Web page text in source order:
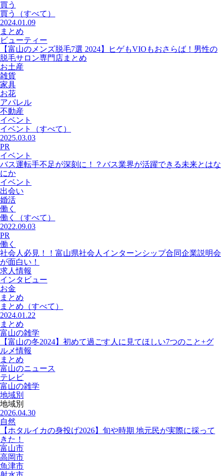
買う
買う
（すべて）
2024.01.09
まとめ
ビューティー
【富山のメンズ脱毛7選 2024】ヒゲもVIOもおさらば！男性の
脱毛サロン専門店まとめ
お土産
雑貨
家具
お花
アパレル
不動産
イベント
イベント
（すべて）
2025.03.03
PR
イベント
バス運転手不足が深刻に！？バス業界が活躍できる未来とはな
にか
イベント
出会い
婚活
働く
働く
（すべて）
2022.09.03
PR
働く
社会人必見！！富山県社会人インターンシップ合同企業説明会
が面白い！
求人情報
インタビュー
お金
まとめ
まとめ （すべて）
2024.01.22
まとめ
富山の雑学
【富山の冬2024】初めて過ごす人に見てほしい7つのこと+グ
ルメ情報
まとめ
富山のニュース
テレビ
富山の雑学
地域別
地域別
2026.04.30
自然
【ホタルイカの身投げ2026】旬や時期 地元民が実際に採って
きた！
富山市
高岡市
魚津市